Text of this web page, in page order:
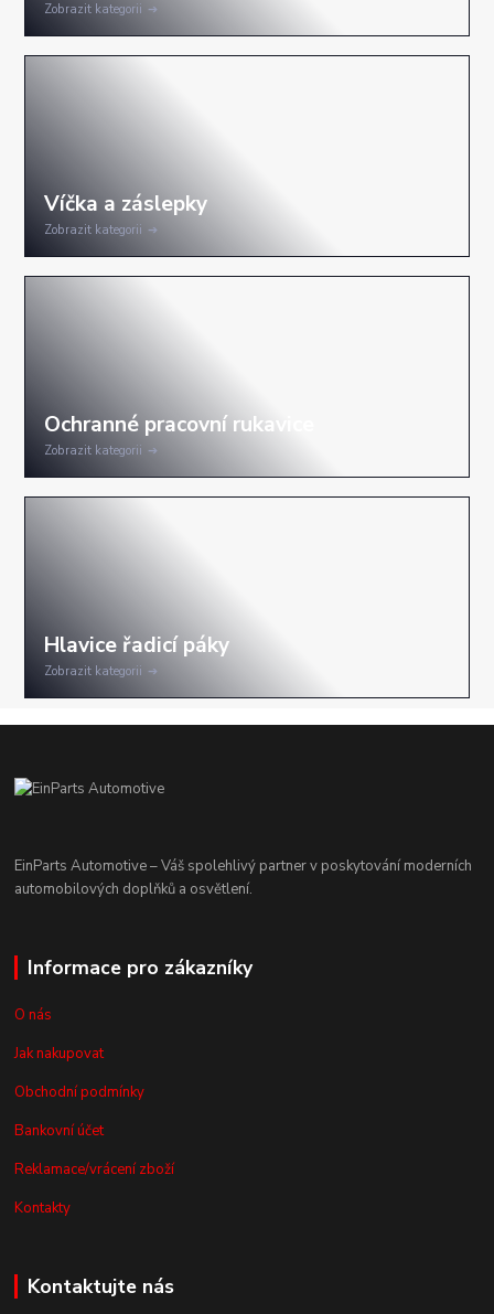
Zobrazit kategorii
Zobrazit kategorii
Zobrazit kategorii
Zobrazit kategorii
EinParts Automotive – Váš spolehlivý partner v poskytování moderních
automobilových doplňků a osvětlení.
Informace pro zákazníky
O nás
Jak nakupovat
Obchodní podmínky
Bankovní účet
Reklamace/vrácení zboží
Kontakty
Kontaktujte nás